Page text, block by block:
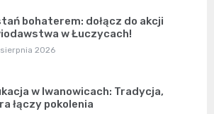
bohaterem: dołącz do akcji
w Łuczycach!
2026
w Iwanowicach: Tradycja,
łączy pokolenia